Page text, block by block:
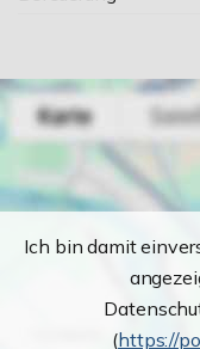
Ich bin damit
(https://